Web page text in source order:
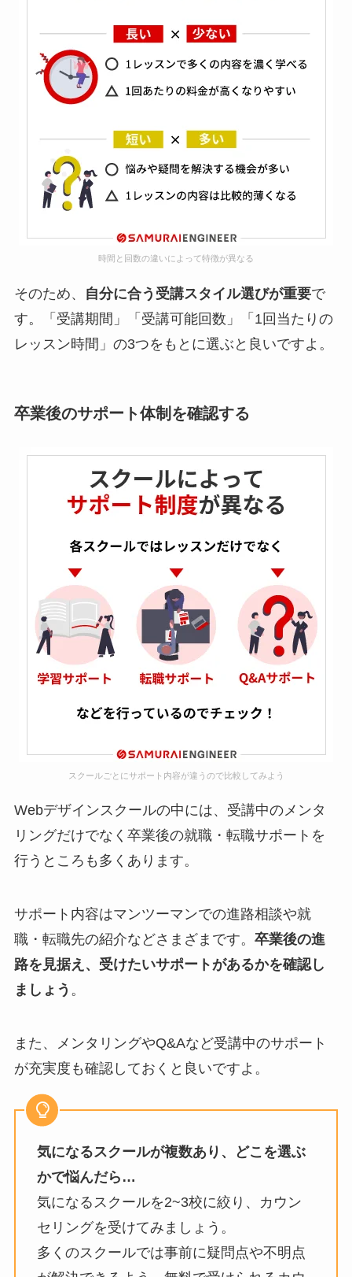
時間と回数の違いによって特徴が異なる
そのため、 自分に合う受講スタイル選びが重要で
す。「受講期間」「受講可能回数」「1回当たりの
レッスン時間」の3つをもとに選ぶと良いですよ。
卒業後のサポート体制を確認する
スクールごとにサポート内容が違うので比較してみよう
Webデザインスクールの中には、受講中のメンタ
リングだけでなく卒業後の就職・転職サポートを
行うところも多くあります。
サポート内容はマンツーマンでの進路相談や就
職・転職先の紹介などさまざまです。 卒業後の進
路を見据え、受けたいサポートがあるかを確認し
ましょう 。
また、メンタリングやQ&Aなど受講中のサポート
が充実度も確認しておくと良いですよ。
気になるスクールが複数あり、どこを選ぶ
かで悩んだら…
気になるスクールを2~3校に絞り、カウン
セリングを受けてみましょう。
多くのスクールでは事前に疑問点や不明点